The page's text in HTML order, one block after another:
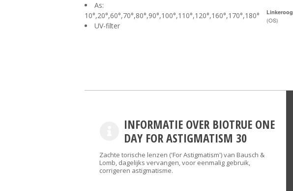
Linkeroog
(OS)
As:
10°,20°,60°,70°,80°,90°,100°,110°,120°,160°,170°,180°
UV-filter
INFORMATIE OVER BIOTRUE ONE
DAY FOR ASTIGMATISM 30
Zachte torische lenzen ('For Astigmatism') van Bausch &
Lomb, dagelijks vervangen, voor eenmalig gebruik,
corrigeren astigmatisme.